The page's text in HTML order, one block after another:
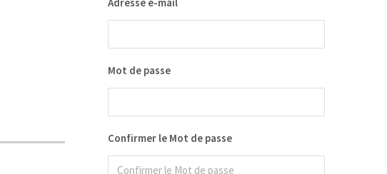
Mot de passe
Confirmer le Mot de passe